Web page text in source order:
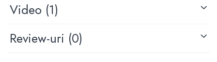
Video (1)
Review-uri (0)